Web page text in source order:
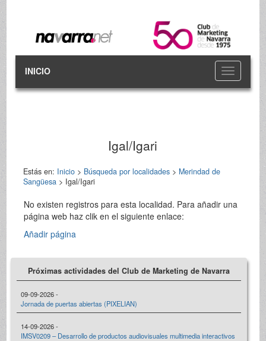
Toggle
navigation
INICIO
Igal/Igari
Estás en: Inicio> Búsqueda por localidades> Merindad de
Sangüesa> Igal/Igari
No existen registros para esta localidad. Para añadir una
página web haz clik en el siguiente enlace:
Añadir página
Próximas actividades del Club de Marketing de Navarra
09-09-2026 -
Jornada de puertas abiertas (PIXELIAN)
14-09-2026 -
IMSV0209 – Desarrollo de productos audiovisuales multimedia interactivos